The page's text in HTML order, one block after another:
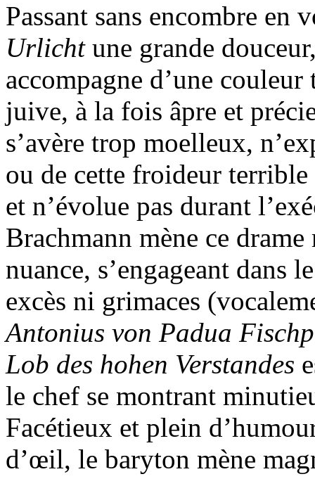
Passant sans encombre
Urlicht une grande
accompagne d’une
juive, à la fois âpre et
s’avère trop moelleux,
ou de cette froideur terrible
et n’évolue pas durant
Brachmann mène ce
nuance, s’engageant dans
excès ni grimaces
Antonius von Padua
Lob des hohen Verstandes
le chef se montrant
Facétieux et plein
d’œil, le baryton mène